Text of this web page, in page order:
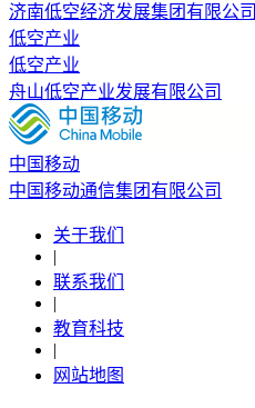
济南低空经济发展集团有限公司
低空产业
低空产业
舟山低空产业发展有限公司
中国移动
中国移动通信集团有限公司
关于我们
|
联系我们
|
教育科技
|
网站地图